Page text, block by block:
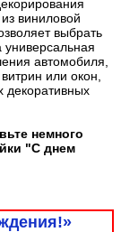
виниловой
выбрать
автомобиля,
или окон,
декоративных
немного
"С днем